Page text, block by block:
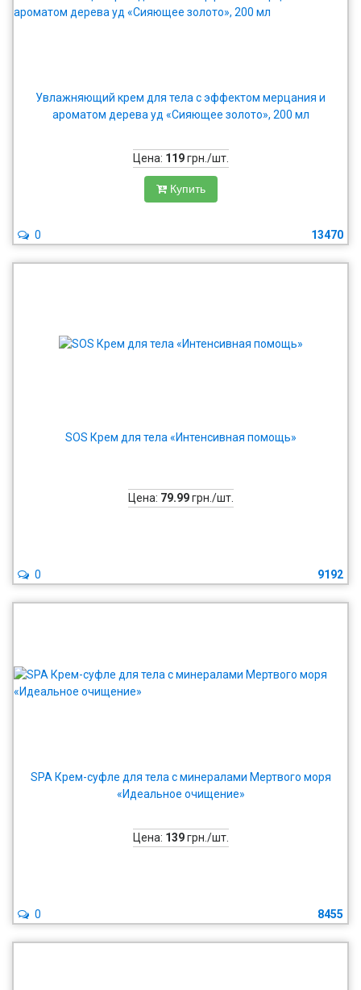
Увлажняющий крем для тела с эффектом мерцания и
ароматом дерева уд «Сияющее золото», 200 мл
Цена: 119грн./шт.
Купить
13470
0
SOS Крем для тела «Интенсивная помощь»
Цена: 79.99грн./шт.
9192
0
SPA Крем-суфле для тела с минералами Мертвого моря
«Идеальное очищение»
Цена: 139грн./шт.
8455
0